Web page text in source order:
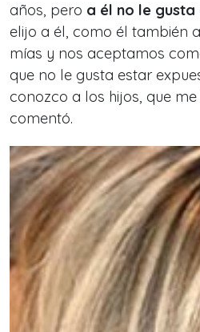
años, pero a él no le
elijo a él, como él también
mías y nos aceptamos
que no le gusta estar
conozco a los hijos, que
comentó.